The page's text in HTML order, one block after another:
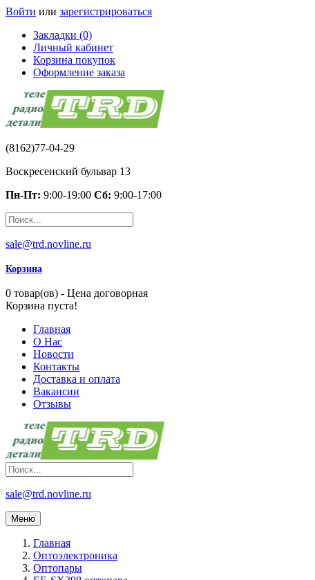
Войти или зарегистрироваться
Закладки (0)
Личный кабинет
Корзина покупок
Оформление заказа
(8162)77-04-29
Воскресенский бульвар 13
Пн-Пт: 9:00-19:00 Сб: 9:00-17:00
sale@trd.novline.ru
Корзина
0 товар(ов) - Цена договорная
Корзина пуста!
Главная
О Нас
Новости
Контакты
Доставка и оплата
Вакансии
Отзывы
sale@trd.novline.ru
Меню
Главная
Оптоэлектроника
Оптопары